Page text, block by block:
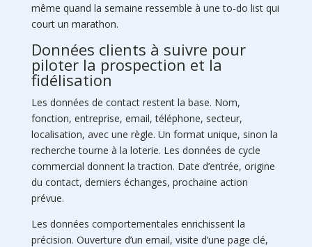
même quand la semaine ressemble à une to-do list qui
court un marathon.
Données clients à suivre pour
piloter la prospection et la
fidélisation
Les données de contact restent la base. Nom,
fonction, entreprise, email, téléphone, secteur,
localisation, avec une règle. Un format unique, sinon la
recherche tourne à la loterie. Les données de cycle
commercial donnent la traction. Date d’entrée, origine
du contact, derniers échanges, prochaine action
prévue.
Les données comportementales enrichissent la
précision. Ouverture d’un email, visite d’une page clé,